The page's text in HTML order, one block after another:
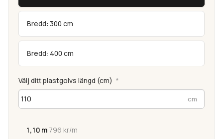
Bredd: 300 cm
Bredd: 400 cm
Välj ditt plastgolvs längd (cm) *
1,10 m·796 kr/m